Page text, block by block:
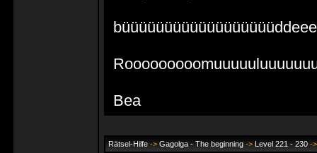
Bea
Rätsel-Hilfe -> Gagolga - The beginning -> Level 221 - 230 -